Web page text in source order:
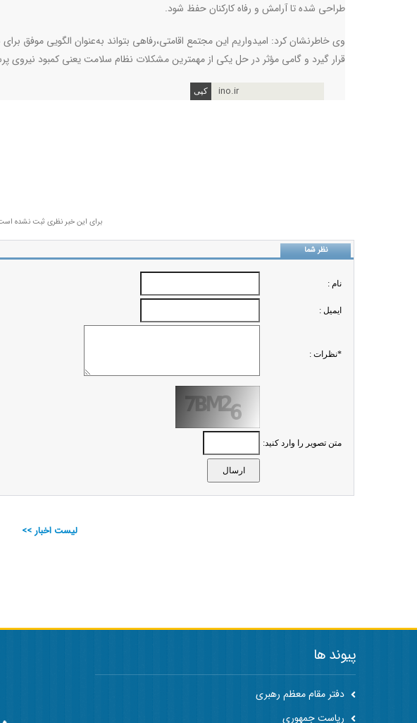
طراحی شده تا آرامش و رفاه کارکنان حفظ شود.
وی خاطرنشان کرد: امیدواریم این مجتمع اقامتی،رفاهی بتواند به‌عنوان الگویی موفق
قرار گیرد و گامی مؤثر در حل یکی از مهمترین مشکلات نظام سلامت یعنی کمبود نیروی
ino.ir
برای این خبر نظری ثبت نشده
نظر شما
نام :
ايميل :
*نظرات :
متن تصویر را وارد کنید:
لیست اخبار >>
پیوند ها
دفتر مقام معظم رهبری
ریاست جمهوری